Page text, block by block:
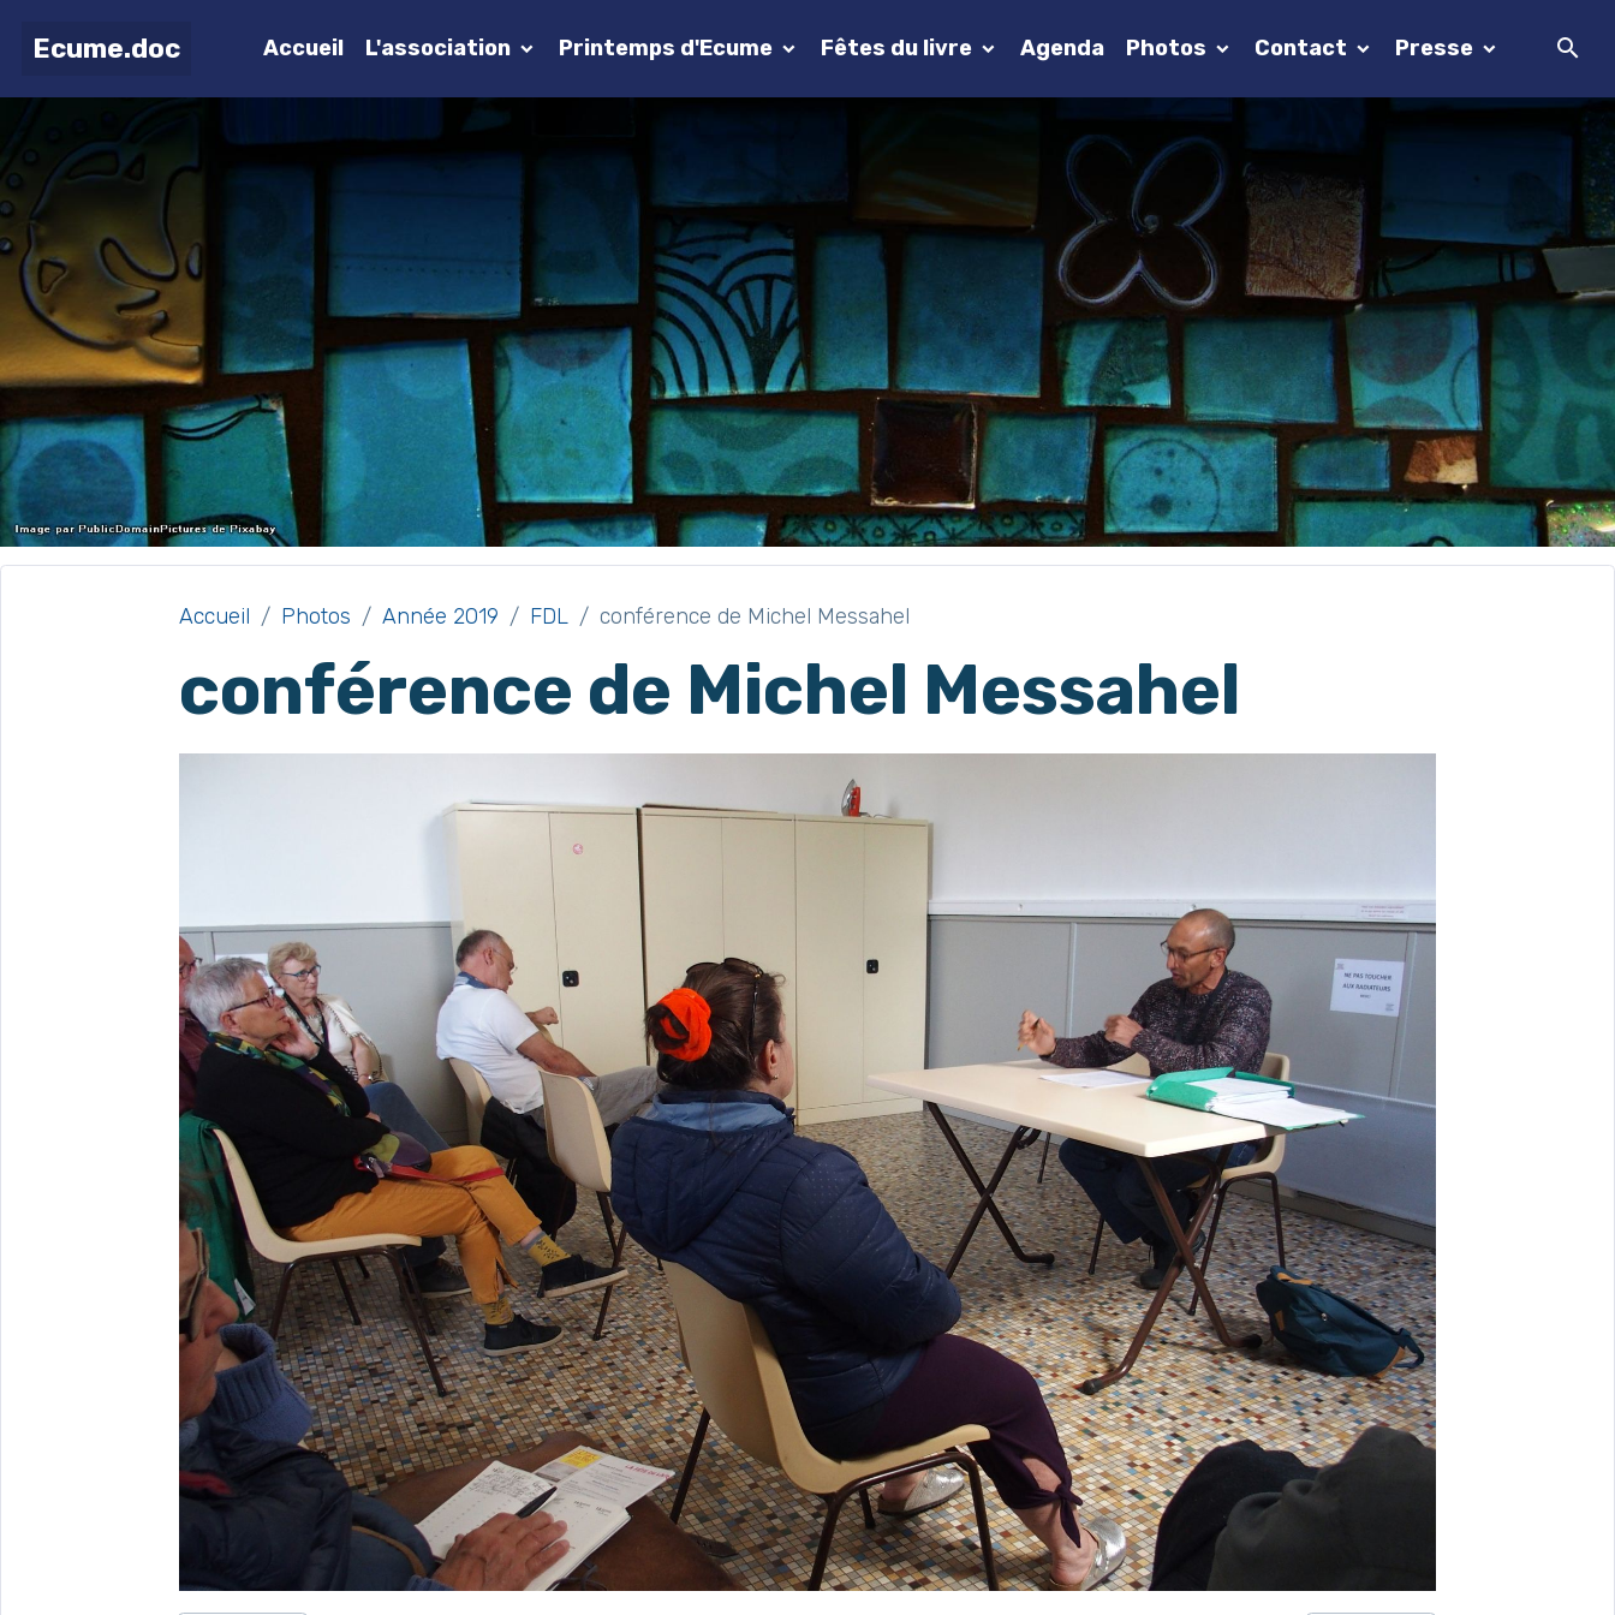
Ecume.doc Accueil L'association Printemps d'Ecume Fêtes du livre Agenda Photos Contact Presse
Accueil Photos Année 2019 FDL conférence de Michel Messahel
conférence de Michel Messahel